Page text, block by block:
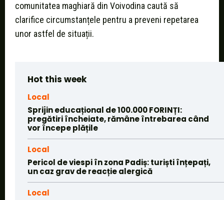
comunitatea maghiară din Voivodina caută să
clarifice circumstanțele pentru a preveni repetarea
unor astfel de situații.
Hot this week
Local
Sprijin educațional de 100.000 FORINȚI:
pregătiri încheiate, rămâne întrebarea când
vor începe plățile
Local
Pericol de viespi în zona Padiș: turiști înțepați,
un caz grav de reacție alergică
Local